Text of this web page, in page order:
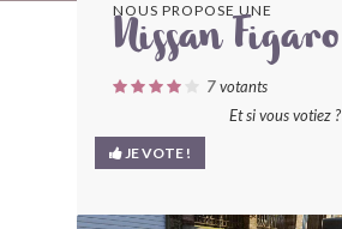
ARCHIVES
LES CONTRIBUTEURS
LE BLOG
BONJOURLAVIEILLE ?
NOUS PROPOSE UNE
Nissan Figaro
7votants
Et si vous votiez ?
JE VOTE !